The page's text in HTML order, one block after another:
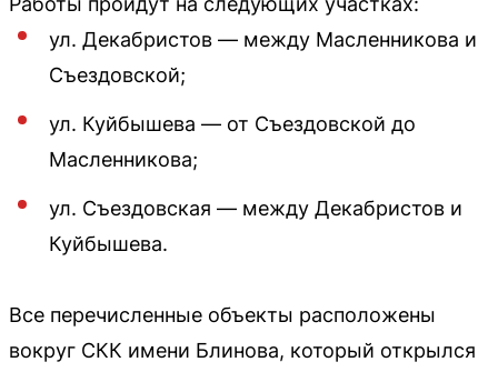
ул. Декабристов — между Масленникова и
Съездовской;
ул. Куйбышева — от Съездовской до
Масленникова;
ул. Съездовская — между Декабристов и
Куйбышева.
Все перечисленные объекты расположены
вокруг СКК имени Блинова, который открылся